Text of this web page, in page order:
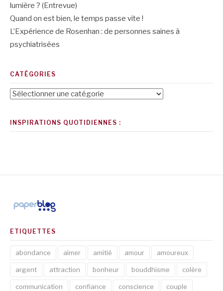
lumière ? (Entrevue)
Quand on est bien, le temps passe vite !
L’Expérience de Rosenhan : de personnes saines à
psychiatrisées
CATÉGORIES
Catégories
INSPIRATIONS QUOTIDIENNES :
ETIQUETTES
abondance aimer amitié amour amoureux
argent attraction bonheur bouddhisme colère
communication confiance conscience couple